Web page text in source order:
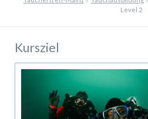
Level 2
Kursziel